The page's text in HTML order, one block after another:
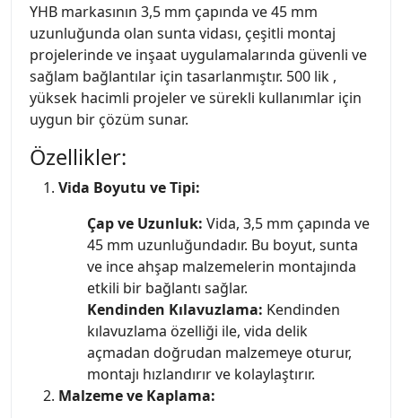
YHB markasının 3,5 mm çapında ve 45 mm
uzunluğunda olan sunta vidası, çeşitli montaj
projelerinde ve inşaat uygulamalarında güvenli ve
sağlam bağlantılar için tasarlanmıştır. 500 lik ,
yüksek hacimli projeler ve sürekli kullanımlar için
uygun bir çözüm sunar.
Özellikler:
Vida Boyutu ve Tipi:
Çap ve Uzunluk: Vida, 3,5 mm çapında ve
45 mm uzunluğundadır. Bu boyut, sunta
ve ince ahşap malzemelerin montajında
etkili bir bağlantı sağlar.
Kendinden Kılavuzlama: Kendinden
kılavuzlama özelliği ile, vida delik
açmadan doğrudan malzemeye oturur,
montajı hızlandırır ve kolaylaştırır.
Malzeme ve Kaplama: